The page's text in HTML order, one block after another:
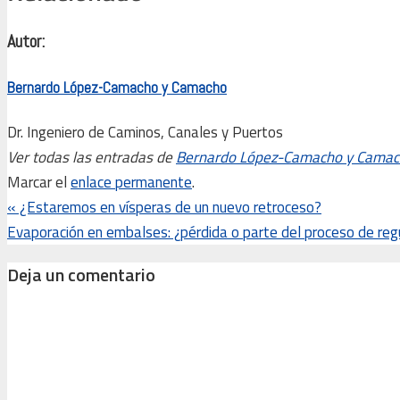
Autor:
Bernardo López-Camacho y Camacho
Dr. Ingeniero de Caminos, Canales y Puertos
Ver todas las entradas deBernardo López-Camacho y
Marcar elenlace permanente.
«¿Estaremos en vísperas de un nuevo retroceso?
Evaporación en embalses: ¿pérdida o parte del proceso de
Deja un comentario